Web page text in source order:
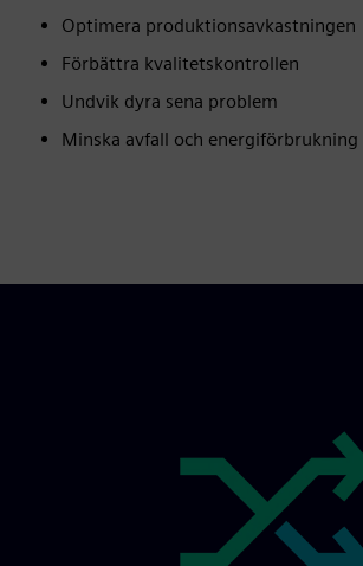
Optimera produktionsavkastningen
Förbättra kvalitetskontrollen
Undvik dyra sena problem
Minska avfall och energiförbrukning